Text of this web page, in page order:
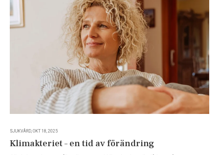
SJUKVÅRD, OKT 18, 2025
Klimakteriet – en tid av förändring